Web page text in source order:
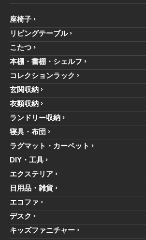
座椅子
リビングテーブル
こたつ
本棚・書棚・シェルフ
コレクションラック
玄関収納
衣類収納
ランドリー収納
寝具・布団
ラグマット・カーペット
DIY・工具
エクステリア
日用品・雑貨
エコファ
デスク
キッズファニチャー